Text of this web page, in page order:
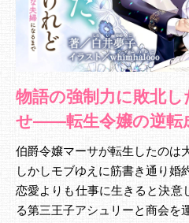
物語の強制力に敗北
せ――転生令嬢の逆転
伯爵令嬢マーサが転生したのは
しかしモブゆえに筋書き通り婚
恋愛よりも仕事に生きると決意
る第三王子アシュリーと商会